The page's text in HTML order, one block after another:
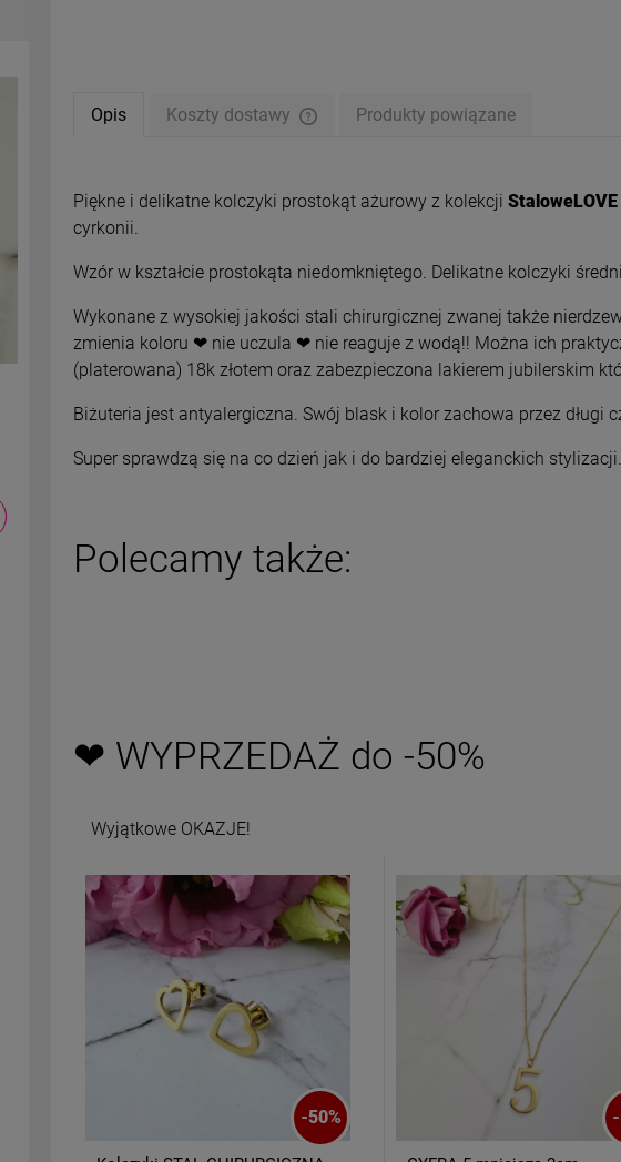
2,5 cm niedomknięte grawer
dłoń Fatimy
Cena regularna:
Opis Koszty dostawy Produkty powiązane
Piękne i delikatne kolczyki prostokąt ażurowy z kolekcji StaloweLOVE
cyrkonii.
Wzór w kształcie prostokąta niedomkniętego. Delikatne kolczyki
Wykonane z wysokiej jakości stali chirurgicznej zwanej także
zmienia koloru ❤ nie uczula ❤ nie reaguje z wodą!! Można ich
(platerowana) 18k złotem oraz zabezpieczona lakierem jubilerskim
Biżuteria jest antyalergiczna. Swój blask i kolor zachowa przez długi
Super sprawdzą się na co dzień jak i do bardziej eleganckich
Polecamy także:
❤ WYPRZEDAŻ do -50%
Wyjątkowe OKAZJE!
-50% -